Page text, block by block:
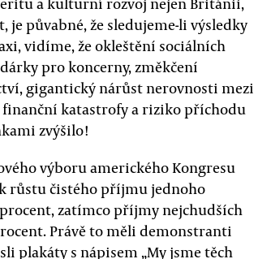
půvabné, že sledujeme-li výsledky
vidíme, že okleštění sociálních
pro koncerny, změkčení
gigantický nárůst nerovnosti mezi
katastrofy a riziko příchodu
zvýšilo!
výboru amerického Kongresu
k růstu čistého příjmu jednoho
zatímco příjmy nejchudších
Právě to měli demonstranti
plakáty s nápisem „My jsme těch